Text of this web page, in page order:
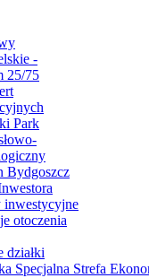
-
25/75
Park
Bydgoszcz
inwestycyjne
otoczenia
działki
Specjalna Strefa